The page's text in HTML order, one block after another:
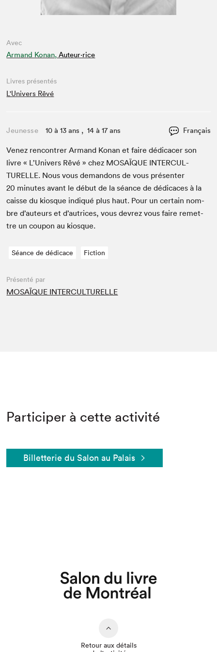
Avec
Armand Konan, Auteur·rice
Livres présentés
L'Univers Rêvé
Jeunesse 10 à 13 ans , 14 à 17 ans Français
Venez ren­con­tr­er Armand Konan et faire dédi­cac­er son
livre « L’U­nivers Rêvé » chez MOSAÏQUE INTER­CUL­
TURELLE. Nous vous deman­dons de vous présen­ter
20 min­utes avant le début de la séance de dédi­caces à la
caisse du kiosque indiqué plus haut. Pour un cer­tain nom­
bre d’auteurs et d’autrices, vous devrez vous faire remet­
tre un coupon au kiosque.
Séance de dédicace Fiction
Présenté par
MOSAÏQUE INTERCULTURELLE
Participer à cette activité
Billetterie du Salon au Palais
Retour aux détails